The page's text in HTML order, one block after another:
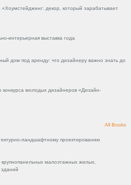
декор, который зарабатывает
интерьерная выставка года
дом под аренду: что дизайнеру важно знать до
молодых дизайнеров «Дизайн-
All Books
ландшафтному проектированию
малоэтажных жилых,